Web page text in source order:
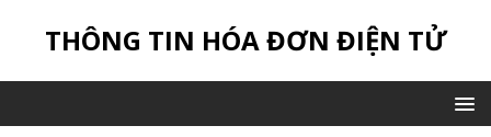
THÔNG TIN HÓA ĐƠN ĐIỆN TỬ